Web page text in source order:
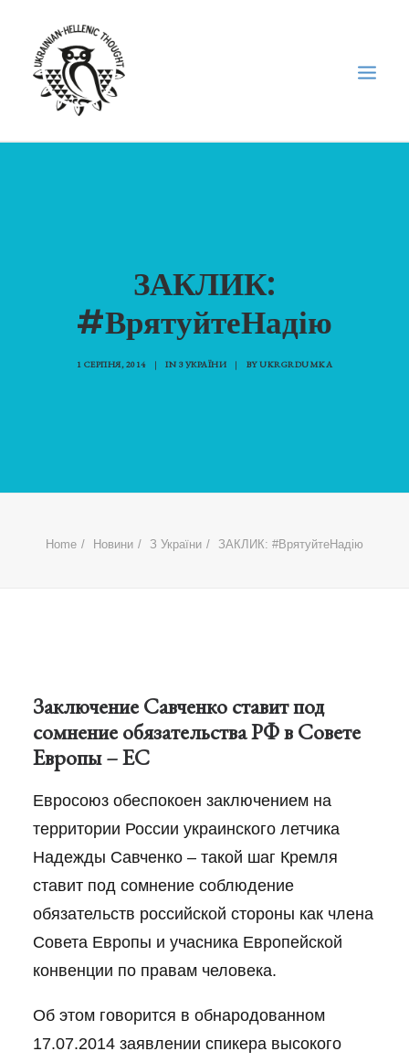
ФОРУМ УКРАЇНСЬКОЇ ДІАСПОРИ В ГРЕЦІЇ
ПРО НАС
“ВІСНИК”/”ΑΓΓΕΛΙΑΦΌΡΟΣ”
SEARCH
ЗАКЛИК:
#ВрятуйтеНадію
1 СЕРПНЯ, 2014 | IN З УКРАЇНИ | BYUKRGRDUMKA
Home Новини З України ЗАКЛИК: #ВрятуйтеНадію
Заключение Савченко ставит под
сомнение обязательства РФ в Совете
Европы – ЕС
Евросоюз обеспокоен заключением на
территории России украинского летчика
Надежды Савченко – такой шаг Кремля
ставит под сомнение соблюдение
обязательств российской стороны как члена
Совета Европы и учасника Европейской
конвенции по правам человека.
Об этом говорится в обнародованном
17.07.2014 заявлении спикера высокого